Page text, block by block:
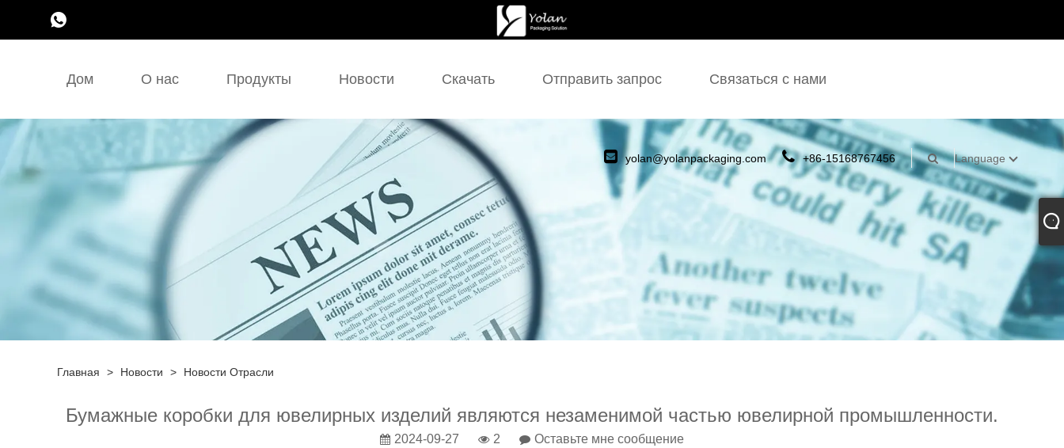
Дом О нас Продукты Новости Скачать Отправить запрос Связаться с нами
yolan@yolanpackaging.com +86-15168767456 Language
Главная > Новости > Новости Отрасли
Бумажные коробки для ювелирных изделий являются незаменимой частью ювелирной промышленности.
2024-09-27 2 Оставьте мне сообщение